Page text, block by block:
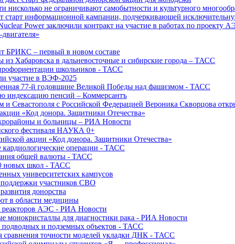
нисколько не ограничивают самобытности и культурного
информационной кампании, подчеркивающей
Power заключили контракт на участие в работах по проекту
БРИКС – первый в новом составе
из Хабаровска в дальневосточные и сибирские города – ТАСС
школьников - ТАСС
участие в ВЭФ-2025
77-й годовщине Великой Победы над фашизмом - ТАСС
индексацию пенсий – Коммерсантъ
Севастополя с Российской Федерацией Вероника Скворцова
«Код донора. Защитники Отечества»
и больницы – РИА Новости
фестиваля НАУКА 0+
акции «Код донора. Защитники Отечества»
операции - ТАСС
общей валюты - ТАСС
новых школ - ТАСС
университетских кампусов
участников СВО
донорства
в области медицины
реакторов АЭС - РИА Новости
монокристаллы для диагностики рака - РИА Новости
подводных и подземных объектов - ТАСС
сравнения точности моделей укладки ДНК - ТАСС